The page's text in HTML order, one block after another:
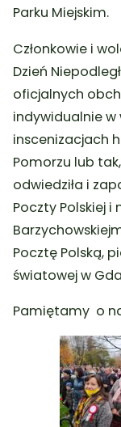
Parku Miejskim.
Członkowie i
Dzień
oficjalnych
indywidualnie w
inscenizacjach
Pomorzu lub
odwiedziła i
Poczty Polskiej i
Pocztę Polską,
światowej w
Pamiętamy o